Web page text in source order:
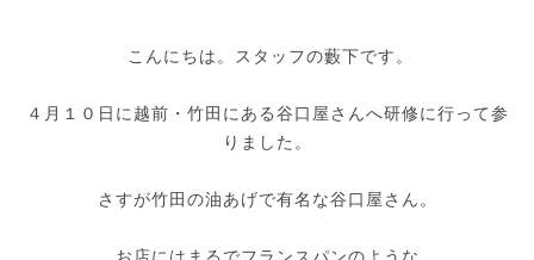
こんにちは。スタッフの藪下です。
４月１０日に越前・竹田にある谷口屋さんへ研修に行って参
りました。
さすが竹田の油あげで有名な谷口屋さん。